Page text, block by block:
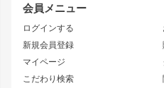
会員メニュー
ログインする
新規会員登録
マイページ
こだわり検索
トレノ
マークX
ニッサン
S15 シルビア